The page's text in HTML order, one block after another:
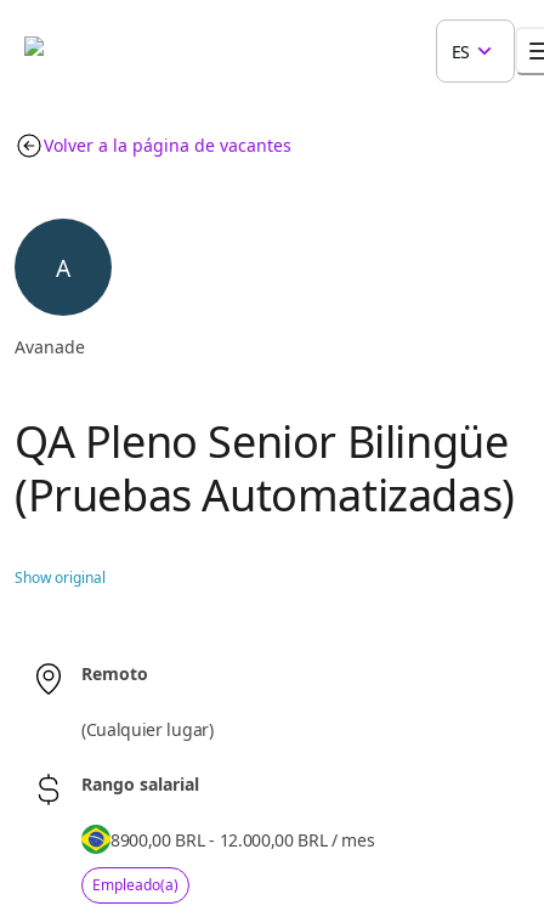
ES
Volver a la página de vacantes
A
Avanade
QA Pleno Senior Bilingüe
(Pruebas Automatizadas)
Show original
Remoto
(Cualquier lugar)
Rango salarial
8900,00 BRL - 12.000,00 BRL/ mes
Empleado(a)